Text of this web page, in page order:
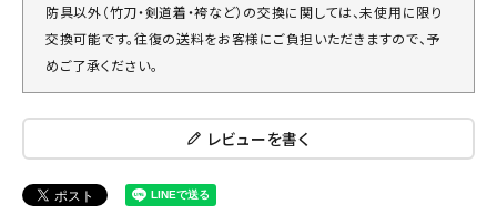
防具以外（竹刀・剣道着・袴など）の交換に関しては、未使用に限り
交換可能です。往復の送料をお客様にご負担いただきますので、予
めご了承ください。
レビューを書く